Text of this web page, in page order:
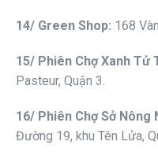
14/ Green Shop: 168
15/ Phiên Chợ Xanh Tử
Pasteur, Quận 3.
16/ Phiên Chợ Sở Nông
Đường 19, khu Tên Lửa,